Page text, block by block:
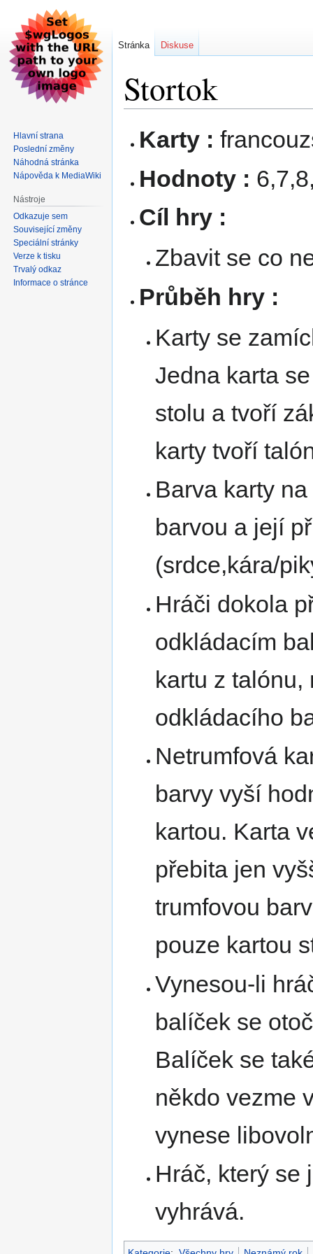
Stortok
na
na Karty :
Hodnoty :
Cíl hry :
Zbavit se co
Průběh hry :
Karty se
Jedna karta
stolu a tvoří
karty tvoří
Barva karty
barvou a její
(srdce,kára/
Hráči dokola
odkládacím
kartu z
odkládacího
Netrumfová
barvy vyší
kartou. Karta
přebita jen
trumfovou
pouze kartou
Vynesou-li
balíček se
Balíček se
někdo vezme
vynese
Hráč, který se
vyhrává.
Stránka Diskuse
Hlavní strana
Poslední změny
Náhodná stránka
Nápověda k MediaWiki
Nástroje
Odkazuje sem
Související změny
Speciální stránky
Verze k tisku
Trvalý odkaz
Informace o stránce